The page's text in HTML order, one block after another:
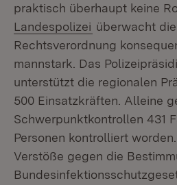
praktisch überhaupt keine
Landespolizei (Öffnet in
überwacht
Rechtsverordnung
mannstark. Das
unterstützt die regionalen
500 Einsatzkräften. Alleine
Schwerpunktkontrollen 431
Personen kontrolliert
Verstöße gegen die